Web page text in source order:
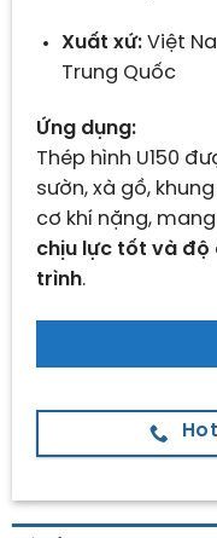
Xuất xứ:Việt
Trung Quốc
Ứng dụng:
Thép hình U150
sườn, xà gồ,
cơ khí nặng,
chịu lực tốt và độ
trình.